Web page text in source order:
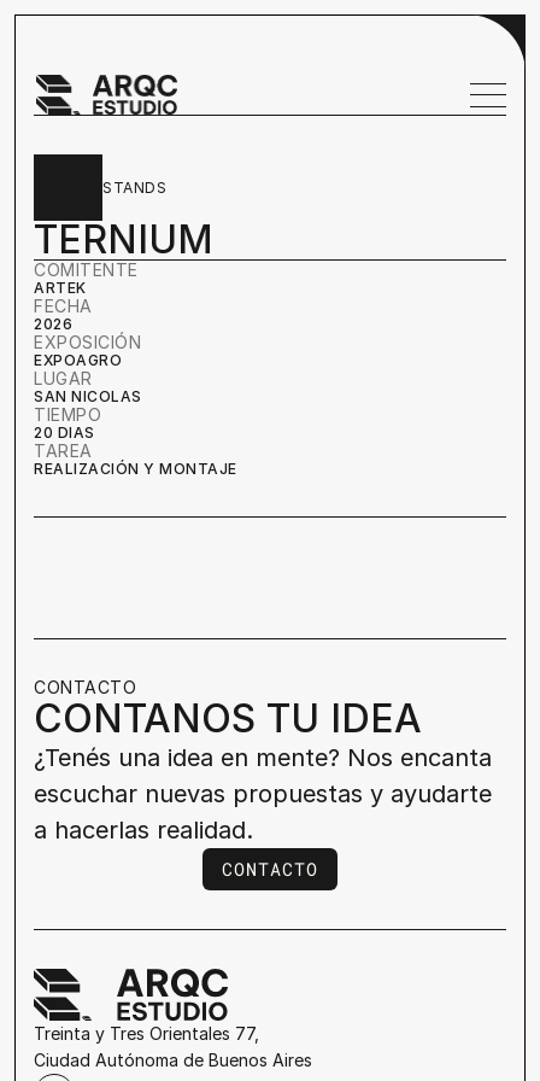
STANDS
TERNIUM
COMITENTE
ARTEK
FECHA
2026
EXPOSICIÓN
EXPOAGRO
LUGAR
SAN NICOLAS
TIEMPO
20 DIAS
TAREA
REALIZACIÓN Y MONTAJE
CONTACTO
CONTANOS TU IDEA
¿Tenés una idea en mente? Nos encanta
escuchar nuevas propuestas y ayudarte
a hacerlas realidad.
CONTACTO
CONTACTO
Treinta y Tres Orientales 77,
Ciudad Autónoma de Buenos Aires